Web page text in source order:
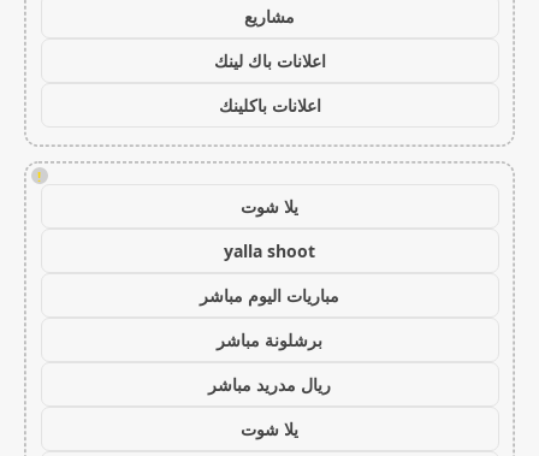
مشاريع
اعلانات باك لينك
اعلانات باكلينك
!
يلا شوت
yalla shoot
مباريات اليوم مباشر
برشلونة مباشر
ريال مدريد مباشر
يلا شوت